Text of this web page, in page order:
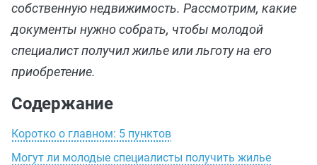
собственную недвижимость. Рассмотрим, какие
документы нужно собрать, чтобы молодой
специалист получил жилье или льготу на его
приобретение.
Содержание
Коротко о главном: 5 пунктов
Могут ли молодые специалисты получить жилье